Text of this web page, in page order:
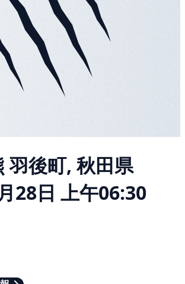
羽後町, 秋田県
28日 上午06:30